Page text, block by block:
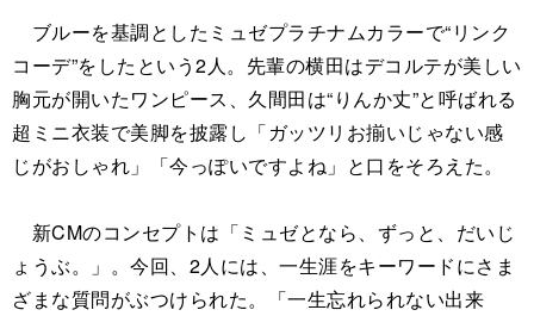
ブルーを基調としたミュゼプラチナムカラーで“リンク
コーデ”をしたという2人。先輩の横田はデコルテが美しい
胸元が開いたワンピース、久間田は“りんか丈”と呼ばれる
超ミニ衣装で美脚を披露し「ガッツリお揃いじゃない感
じがおしゃれ」「今っぽいですよね」と口をそろえた。
新CMのコンセプトは「ミュゼとなら、ずっと、だいじ
ょうぶ。」。今回、2人には、一生涯をキーワードにさま
ざまな質問がぶつけられた。「一生忘れられない出来